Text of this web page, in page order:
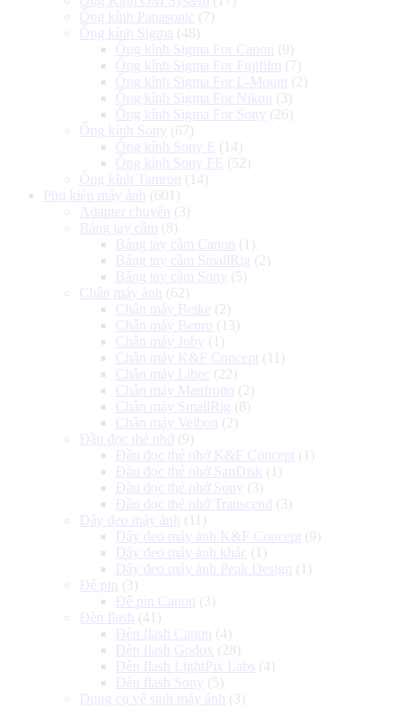
Ống kính Panasonic (7)
Ống kính Sigma (48)
Ống kính Sigma For Canon
(9)
Ống kính Sigma For Fujifilm (7)
Ống kính Sigma For L-Mount (2)
Ống kính Sigma For Nikon
(3)
Ống kính Sigma For Sony (26)
Ống kính Sony (67)
Ống kính Sony E
(14)
Ống kính Sony FE
(52)
Ống kính Tamron
(14)
Phụ kiện máy ảnh
(601)
Adapter chuyển
(3)
Báng tay cầm (8)
Báng tay cầm Canon
(1)
Báng tay cầm SmallRig (2)
Báng tay cầm Sony (5)
Chân máy ảnh
(62)
Chân máy Beike (2)
Chân máy Benro (13)
Chân máy Joby (1)
Chân máy K&F Concept (11)
Chân máy Libec (22)
Chân máy Manfrotto (2)
Chân máy SmallRig (8)
Chân máy Velbon
(2)
Đầu đọc thẻ nhớ (9)
Đầu đọc thẻ nhớ K&F Concept (1)
Đầu đọc thẻ nhớ SanDisk (1)
Đầu đọc thẻ nhớ Sony (3)
Đầu đọc thẻ nhớ Transcend
(3)
Dây đeo máy ảnh
(11)
Dây đeo máy ảnh K&F Concept (9)
Dây đeo máy ảnh khác (1)
Dây đeo máy ảnh Peak Design
(1)
Đế pin
(3)
Đế pin Canon
(3)
Đèn flash
(41)
Đèn flash Canon
(4)
Đèn flash Godox (28)
Đèn flash LightPix Labs (4)
Đèn flash Sony (5)
Dụng cụ vệ sinh máy ảnh
(3)